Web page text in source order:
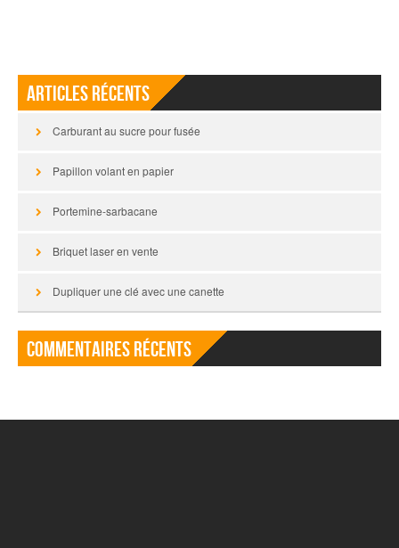
Articles récents
Carburant au sucre pour fusée
Papillon volant en papier
Portemine-sarbacane
Briquet laser en vente
Dupliquer une clé avec une canette
Commentaires récents